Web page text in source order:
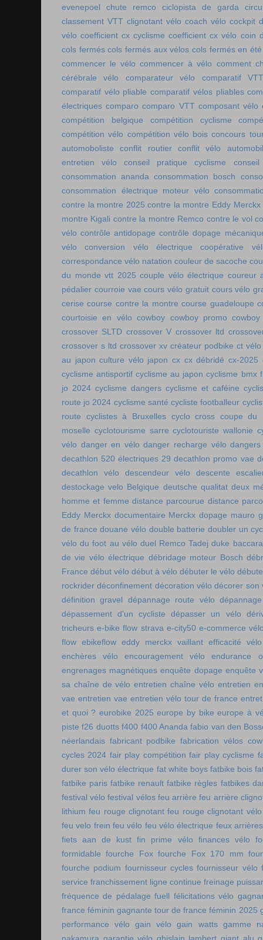
evenepoel
chute remco ciclopista de garda
classement VTT clignotant vélo coach vélo cockpit
vélo coefficient cx cyclisme coefficient cx vélo coin
cols fermés cols fermés aux vélos cols fermés en été
commencer le vélo commencer à vélo comment
cérébrale vélo
comparateur vélo
comparatif
comparatif vélo pliable comparatif vélos pliables
électriques comparo comparo VTT composant vélo
compétition belgique
compétition cyclisme
compétition vélo compétition vélo bois concours
automoboliste
conflit routier
conflit vélo
entretien vélo
conseil pratique cyclisme
consommation ananda consommation bosch
consommation électrique moteur vélo
contre la montre 2025 contre la montre Eddy Merckx
montre Kigali contre la montre Remco contre le vol
vélo contrôle antidopage contrôle dopage
vélo
conversion vélo électrique
coopérative
correspondance vélo natation couleur de sacoche
du monde vtt 2025 couple vélo électrique coureur
pédalier courroie vae cours vélo gratuit cours vélo
cerise course contre la montre course guadeloupe
courtoisie en vélo cowboy cowboy promo
crossover SLTD crossover V crossover ltd
crossover s ltd crossover xv créateur podbike ct vélo
au japon culture vélo japon cx cx débridé cx-2025
cyclisme antisportif cyclisme au japon cyclisme bmx
jo 2024 cyclisme dangers cyclisme et caféine
route jo 2024 cyclisme santé cycliste footballeur
route
cyclistes à Bruxelles cyclo cross coupe du
moselle cyclotourisme sarre cyclotouriste wallonie
vélo danger en vélo danger recharge vélo
decathlon 520 électriques 29 decathlon promo vae
decathlon vélo
descendeur vélo
descente
destockage velo Belgique deutsche qualitat deux
homme et femme distance parcourue distance
Eddy Merckx documentaire Merckx dopage mauro
de france douane vélo double batterie doubler un
vélo du foot au vélo duel Remco Tadej duke baccara
de vie vélo électrique débridage moteur Bosch
France début vélo début à vélo débuter le vélo
rockrider déconfinement décoration vélo décorer son
définition gravel
dépannage route vélo
dépassement d'un cycliste
dépasser un vélo
tricheurs e-bike flow strava e-city50 e-commerce
flow ebikeflow eddy merckx vaillant efficacité vélo
enchères vélo
encouragement vélo
endurance
engrenages magnétiques enquête dopage enquête
sa chaîne de vélo entretien chaîne vélo entretien
vae entretien vae entretien vélo tour de france
et quoi ? eurobike 2025 europe by bike europe à
piste f26 duotts f400 f400 Ananda fabio van den
néerlandais fabricant podbike fabrication vélos
cycles 2024 fair play compétition fair play cyclisme
durer son vélo électrique fat white boys fatbike bois
fatbike paris fatbike renault fatbike règles fatbikes
festival vélo festival vélos feu arrière feu arrière
lithium feu rouge clignotant feu rouge clignotant vélo
feu velo frein feu vélo feu vélo électrique feux
fiets aan de kust fin prime vélo finances vélo
formidable fourche Fox fourche Fox 170 mm
fourche podium fournisseur cycles fournisseur vélo
service franchissement ligne continue freinage
fréquence de pédalage fuell félicitations vélo
france féminin gagnante tour de france féminin 2025
performance vélo
gain vélo gain watts gamme
nakamura garantie vélo ghislain lambert giant alu